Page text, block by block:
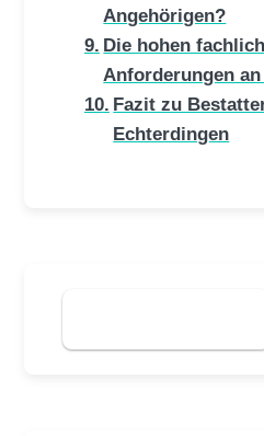
Angehörigen?
Die hohen
Anforderungen
Fazit zu
Echterdingen
Suchen